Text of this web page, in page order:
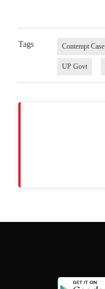
Tags Contempt Case
UP Govt